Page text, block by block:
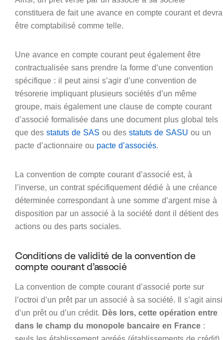
constituera de fait une avance en compte courant et devra
être comptabilisé comme telle.
Une avance en compte courant peut également être
contractualisée sans prendre la forme d’une convention
spécifique : il peut ainsi s’agir d’une convention de
trésorerie impliquant plusieurs sociétés d’un même
groupe, mais également une clause de compte courant
d’associé formalisée dans une document plus global tels
que des statuts de SAS ou des statuts de SASU ou un
pacte d’actionnaire ou pacte d’associés.
La convention de compte courant d’associé est, à
l’inverse, un contrat spécifiquement dédié à une créance
déterminée correspondant à une somme d’argent mise à
disposition par un associé à la société dont il détient des
actions ou des parts sociales.
Conditions de validité de la convention de
compte courant d’associé
La convention de compte courant d’associé porte sur
l’octroi d’un prêt par un associé à sa société. Il s’agit ainsi
d’un prêt ou d’un crédit. Dès lors, cette opération entre
dans le champ du monopole bancaire en France :